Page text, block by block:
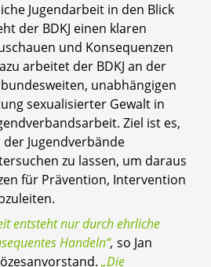
Jugendarbeit in den Blick
der BDKJ einen klaren
und Konsequenzen
arbeitet der BDKJ an der
unabhängigen
sexualisierter Gewalt in
Ziel ist es,
Jugendverbände
zu lassen, um daraus
für Prävention, Intervention
entsteht nur durch ehrliche
Handeln“, so Jan
„Die